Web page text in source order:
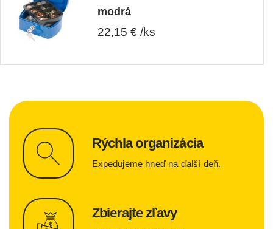
modrá
22,15 € /ks
Rýchla organizácia
Expedujeme hneď na ďalší deň.
Zbierajte zľavy